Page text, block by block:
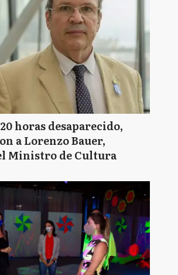
horas desaparecido,
a Lorenzo Bauer,
Ministro de Cultura